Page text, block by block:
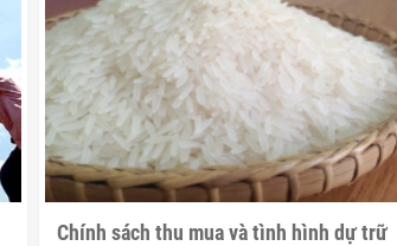
Chính sách thu mua và tình hình dự trữ